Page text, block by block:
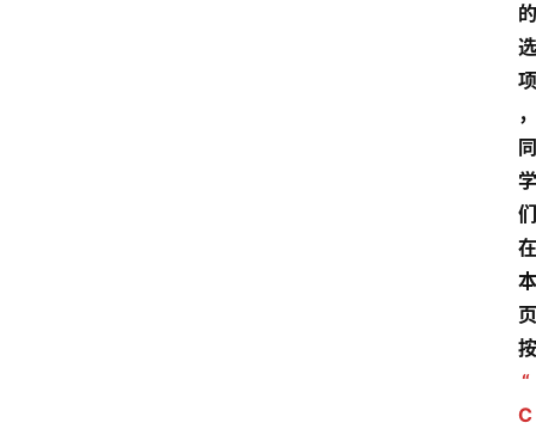
的
选
项
，
同
学
们
在
本
页
按
“
C